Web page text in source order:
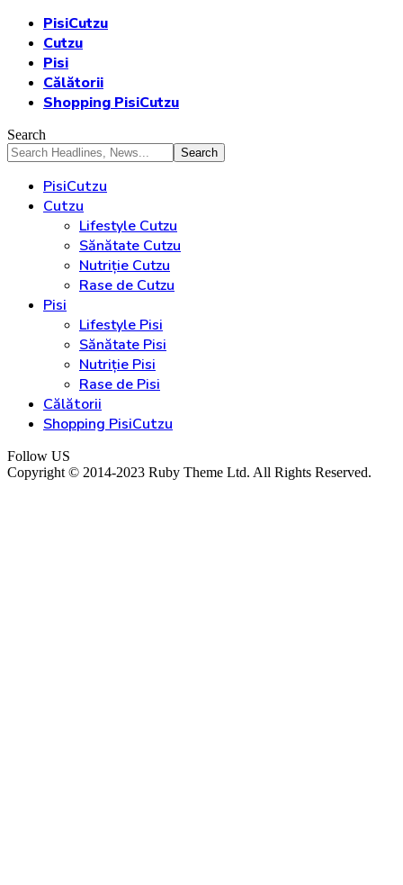
PisiCutzu
Cutzu
Pisi
Călătorii
Shopping PisiCutzu
Search
PisiCutzu
Cutzu
Lifestyle Cutzu
Sănătate Cutzu
Nutriție Cutzu
Rase de Cutzu
Pisi
Lifestyle Pisi
Sănătate Pisi
Nutriție Pisi
Rase de Pisi
Călătorii
Shopping PisiCutzu
Follow US
Copyright © 2014-2023 Ruby Theme Ltd. All Rights Reserved.